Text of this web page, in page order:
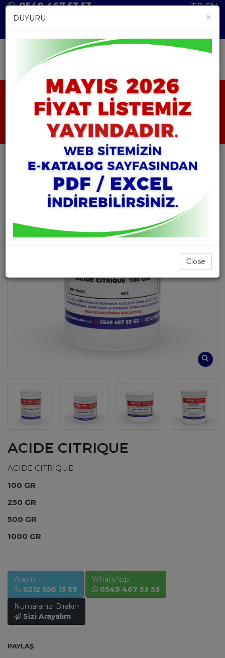
0549 467 53 53 TREN
ANASAYFA ÜRÜNLER HAMMADDELER ACIDE CITRIQUE
ACIDE CITRIQUE
ACIDE CITRIQUE
ACIDE CITRIQUE
100 GR
250 GR
500 GR
1000 GR
Arayın
0212 556 13 59
WhatsApp
0549 467 53 53
Numaranızı Bırakın
Sizi Arayalım
PAYLAŞ
×
DUYURU
Close